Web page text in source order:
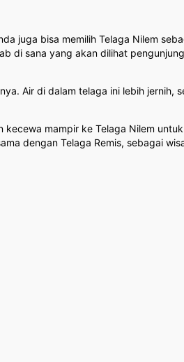
juga bisa memilih Telaga Nilem
di sana yang akan dilihat
Air di dalam telaga ini lebih
mampir ke Telaga Nilem
dengan Telaga Remis, sebagai